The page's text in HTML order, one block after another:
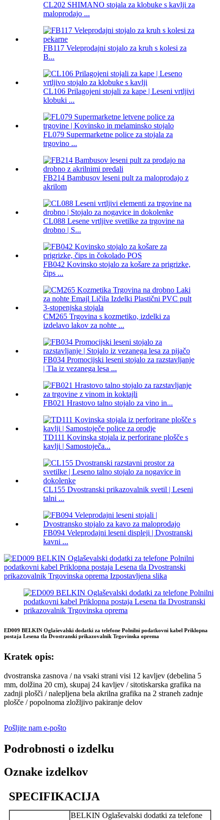
CL202 SHIMANO stojala za klobuke s kavlji za
maloprodajo ...
FB117 Veleprodajni stojalo za kruh s kolesi za
B...
CL106 Prilagojeni stojali za kape | Leseni vrtljivi
klobuki ...
FL079 Supermarketne police za stojala za
trgovino ...
FB214 Bambusov leseni pult za maloprodajo z
akrilom
CL088 Lesene vrtljive svetilke za trgovine na
drobno | S...
FB042 Kovinsko stojalo za košare za prigrizke,
čips ...
CM265 Trgovina s kozmetiko, izdelki za
izdelavo lakov za nohte ...
FB034 Promocijski leseni stojalo za razstavljanje
| Tla iz vezanega lesa ...
FB021 Hrastovo talno stojalo za vino in...
TD111 Kovinska stojala iz perforirane plošče s
kavlji | Samostoječa...
CL155 Dvostranski prikazovalnik svetil | Leseni
talni ...
FB094 Veleprodajni leseni displeji | Dvostranski
kavni ...
ED009 BELKIN Oglaševalski dodatki za telefone Polnilni podatkovni kabel Priklopna
postaja Lesena tla Dvostranski prikazovalnik Trgovinska oprema
Kratek opis:
dvostranska zasnova / na vsaki strani visi 12 kavljev (debelina 5
mm, dolžina 20 cm), skupaj 24 kavljev / sitotiskarska grafika na
zadnji plošči / nalepljena bela akrilna grafika na 2 straneh zadnje
plošče / popolnoma zložljivo pakiranje delov
Pošljite nam e-pošto
Podrobnosti o izdelku
Oznake izdelkov
SPECIFIKACIJA
BELKIN Oglaševalski dodatki za telefone